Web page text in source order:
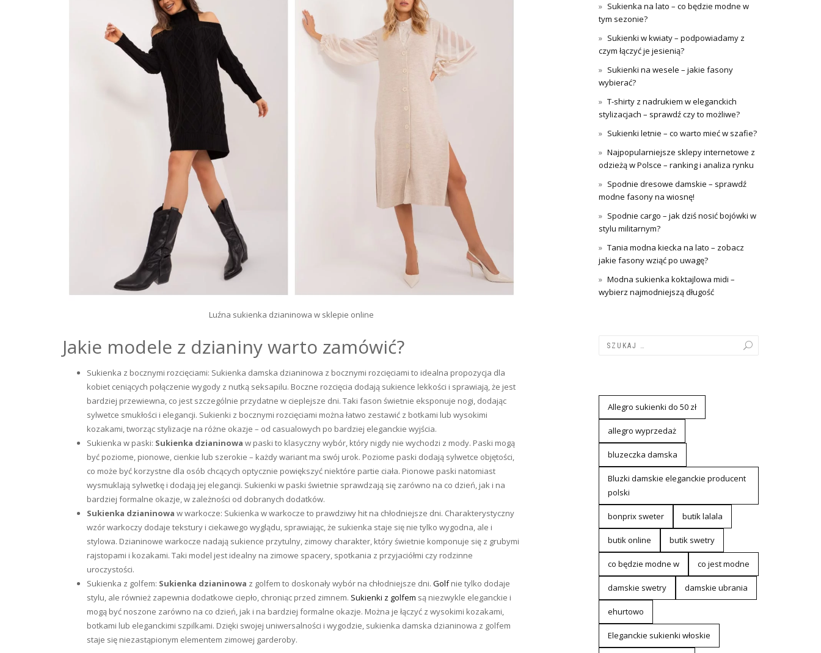
Luźna sukienka dzianinowa w sklepie online
Jakie modele z dzianiny warto zamówić?
Sukienka z bocznymi rozcięciami: Sukienka damska dzianinowa z bocznymi rozcięciami to idealna propozycja dla
kobiet ceniących połączenie wygody z nutką seksapilu. Boczne rozcięcia dodają sukience lekkości i sprawiają, że jest
bardziej przewiewna, co jest szczególnie przydatne w cieplejsze dni. Taki fason świetnie eksponuje nogi, dodając
sylwetce smukłości i elegancji. Sukienki z bocznymi rozcięciami można łatwo zestawić z botkami lub wysokimi
kozakami, tworząc stylizacje na różne okazje – od casualowych po bardziej eleganckie wyjścia.
Sukienka w paski: Sukienka dzianinowa w paski to klasyczny wybór, który nigdy nie wychodzi z mody. Paski mogą
być poziome, pionowe, cienkie lub szerokie – każdy wariant ma swój urok. Poziome paski dodają sylwetce objętości,
co może być korzystne dla osób chcących optycznie powiększyć niektóre partie ciała. Pionowe paski natomiast
wysmuklają sylwetkę i dodają jej elegancji. Sukienki w paski świetnie sprawdzają się zarówno na co dzień, jak i na
bardziej formalne okazje, w zależności od dobranych dodatków.
Sukienka dzianinowa w warkocze: Sukienka w warkocze to prawdziwy hit na chłodniejsze dni. Charakterystyczny
wzór warkoczy dodaje tekstury i ciekawego wyglądu, sprawiając, że sukienka staje się nie tylko wygodna, ale i
stylowa. Dzianinowe warkocze nadają sukience przytulny, zimowy charakter, który świetnie komponuje się z grubymi
rajstopami i kozakami. Taki model jest idealny na zimowe spacery, spotkania z przyjaciółmi czy rodzinne
uroczystości.
Sukienka z golfem: Sukienka dzianinowa z golfem to doskonały wybór na chłodniejsze dni. Golfnie tylko dodaje
stylu, ale również zapewnia dodatkowe ciepło, chroniąc przed zimnem. Sukienki z golfem są niezwykle eleganckie i
mogą być noszone zarówno na co dzień, jak i na bardziej formalne okazje. Można je łączyć z wysokimi kozakami,
botkami lub eleganckimi szpilkami. Dzięki swojej uniwersalności i wygodzie, sukienka damska dzianinowa z golfem
staje się niezastąpionym elementem zimowej garderoby.
Sukienka na lato – co będzie modne w
tym sezonie?
Sukienki w kwiaty – podpowiadamy z
czym łączyć je jesienią?
Sukienki na wesele – jakie fasony
wybierać?
T-shirty z nadrukiem w eleganckich
stylizacjach – sprawdź czy to możliwe?
Sukienki letnie – co warto mieć w szafie?
Najpopularniejsze sklepy internetowe z
odzieżą w Polsce – ranking i analiza rynku
Spodnie dresowe damskie – sprawdź
modne fasony na wiosnę!
Spodnie cargo – jak dziś nosić bojówki w
stylu militarnym?
Tania modna kiecka na lato – zobacz
jakie fasony wziąć po uwagę?
Modna sukienka koktajlowa midi –
wybierz najmodniejszą długość
Allegro sukienki do 50 zł
allegro wyprzedaż
bluzeczka damska
Bluzki damskie eleganckie producent
polski
bonprix sweter butik lalala
butik online butik swetry
co będzie modne w co jest modne
damskie swetry damskie ubrania
ehurtowo
Eleganckie sukienki włoskie